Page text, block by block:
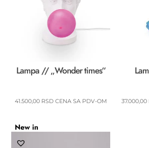
Lampa // „Wonder times“
41.500,00 RSD CENA SA PDV-OM 37.000,00
New in